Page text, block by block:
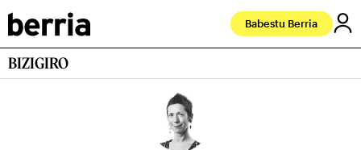
Babestu Berria
BIZIGIRO